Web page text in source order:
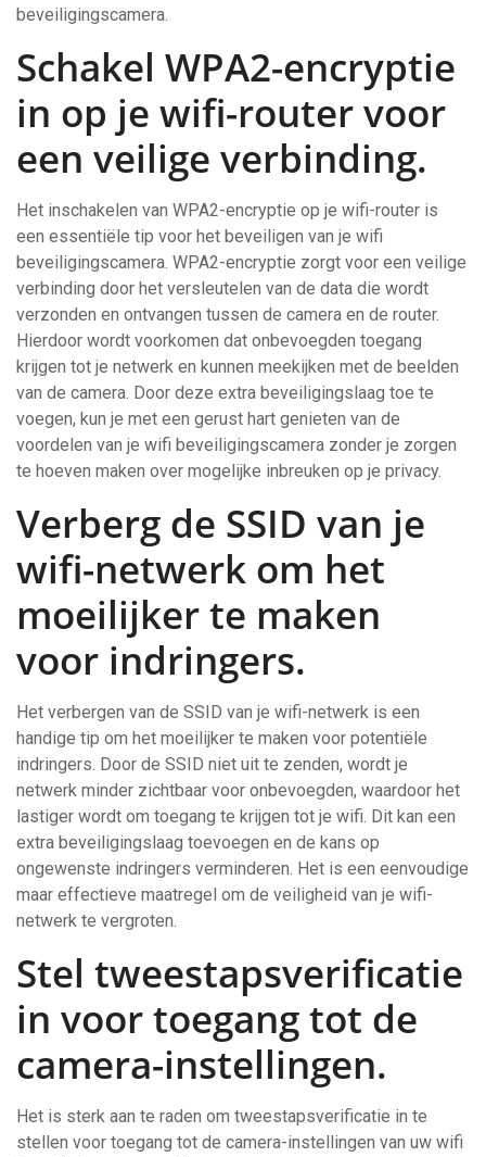
beveiligingscamera.
Schakel WPA2-encryptie
in op je wifi-router voor
een veilige verbinding.
Het inschakelen van WPA2-encryptie op je wifi-router is
een essentiële tip voor het beveiligen van je wifi
beveiligingscamera. WPA2-encryptie zorgt voor een veilige
verbinding door het versleutelen van de data die wordt
verzonden en ontvangen tussen de camera en de router.
Hierdoor wordt voorkomen dat onbevoegden toegang
krijgen tot je netwerk en kunnen meekijken met de beelden
van de camera. Door deze extra beveiligingslaag toe te
voegen, kun je met een gerust hart genieten van de
voordelen van je wifi beveiligingscamera zonder je zorgen
te hoeven maken over mogelijke inbreuken op je privacy.
Verberg de SSID van je
wifi-netwerk om het
moeilijker te maken
voor indringers.
Het verbergen van de SSID van je wifi-netwerk is een
handige tip om het moeilijker te maken voor potentiële
indringers. Door de SSID niet uit te zenden, wordt je
netwerk minder zichtbaar voor onbevoegden, waardoor het
lastiger wordt om toegang te krijgen tot je wifi. Dit kan een
extra beveiligingslaag toevoegen en de kans op
ongewenste indringers verminderen. Het is een eenvoudige
maar effectieve maatregel om de veiligheid van je wifi-
netwerk te vergroten.
Stel tweestapsverificatie
in voor toegang tot de
camera-instellingen.
Het is sterk aan te raden om tweestapsverificatie in te
stellen voor toegang tot de camera-instellingen van uw wifi